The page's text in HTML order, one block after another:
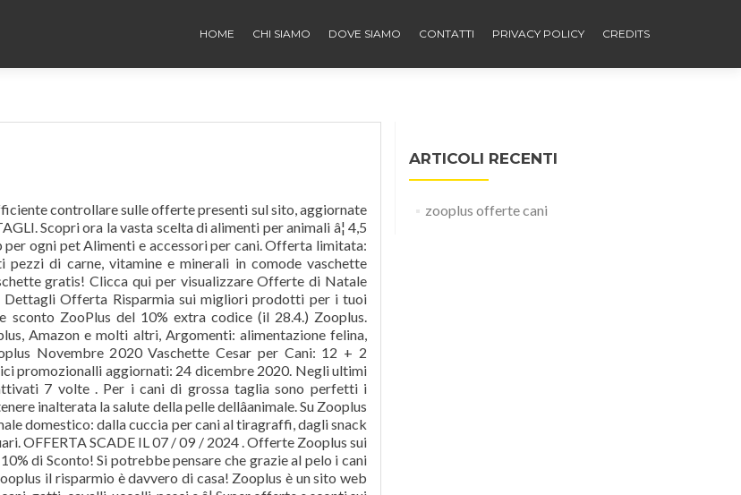
HOME CHI SIAMO DOVE SIAMO CONTATTI PRIVACY POLICY CREDITS
controllare sulle offerte presenti sul sito, aggiornate
Scopri ora la vasta scelta di alimenti per animali â¦ 4,5
ogni pet Alimenti e accessori per cani. Offerta limitata:
di carne, vitamine e minerali in comode vaschette
gratis! Clicca qui per visualizzare Offerte di Natale
Dettagli Offerta Risparmia sui migliori prodotti per i tuoi
sconto ZooPlus del 10% extra codice (il 28.4.) Zooplus.
Amazon e molti altri, Argomenti: alimentazione felina,
Novembre 2020 Vaschette Cesar per Cani: 12 + 2
promozionalli aggiornati: 24 dicembre 2020. Negli ultimi
7 volte . Per i cani di grossa taglia sono perfetti i
inalterata la salute della pelle dellâanimale. Su Zooplus
domestico: dalla cuccia per cani al tiragraffi, dagli snack
OFFERTA SCADE IL 07 / 09 / 2024 . Offerte Zooplus sui
di Sconto! Si potrebbe pensare che grazie al pelo i cani
il risparmio è davvero di casa! Zooplus è un sito web
ARTICOLI RECENTI
zooplus offerte cani